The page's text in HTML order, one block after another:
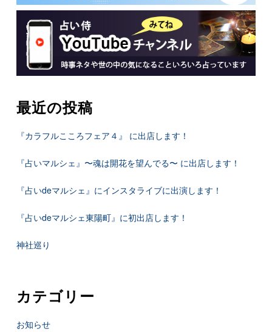
最近の投稿
『カラフルこころフェア４』 に出店します！
『占いマルシェ』〜魂は開花を望んでる〜 に出店します！
『占いdeマルシェ』にインスタライブに出演します！
『占いdeマルシェ東陽町』に初出店します！
神社巡り
カテゴリー
お知らせ